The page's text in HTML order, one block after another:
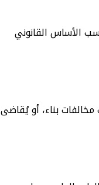
الأساس القانوني
بناء، أو يُقاضى